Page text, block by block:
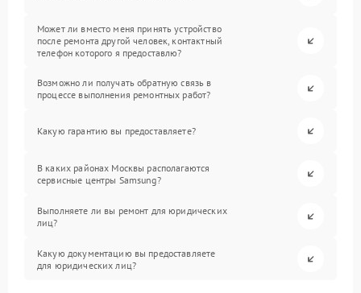
Может ли вместо меня принять устройство
после ремонта другой человек, контактный
телефон которого я предоставлю?
Возможно ли получать обратную связь в
процессе выполнения ремонтных работ?
Какую гарантию вы предоставляете?
В каких районах Москвы располагаются
сервисные центры Samsung?
Выполняете ли вы ремонт для юридических
лиц?
Какую документацию вы предоставляете
для юридических лиц?